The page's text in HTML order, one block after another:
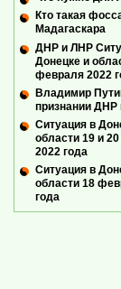
Кто такая
Мадагаскара
ДНР и ЛНР
Донецке и
февраля 2022
Владимир
признании ДНР
Ситуация в
области 19 и
2022 года
Ситуация в
области 18
года